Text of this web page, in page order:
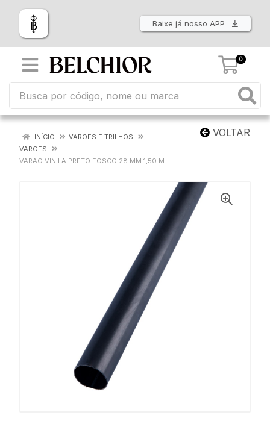
Baixe já nosso APP
0
VOLTAR
INÍCIO
VAROES E TRILHOS
VAROES
VARAO VINILA PRETO FOSCO 28 MM 1,50 M